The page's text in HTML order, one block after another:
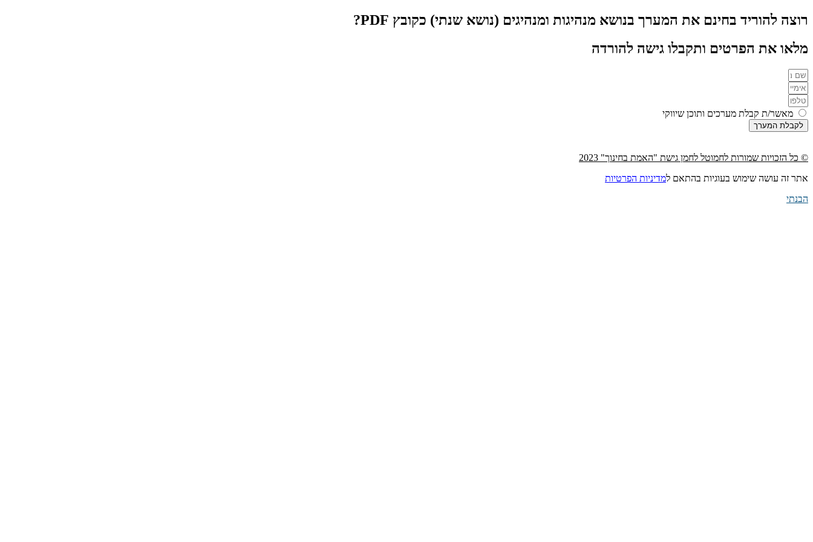
רוצה להוריד בחינם את המערך בנושא מנהיגות ומנהיגים (נושא שנתי) כקובץ PDF?
מלאו את הפרטים ותקבלו גישה להורדה
מאשר/ת קבלת מערכים ותוכן שיווקי
לקבלת המערך
© כל הזכויות שמורות לחמוטל לחמן גישת "האמת בחינוך" 2023
אתר זה עושה שימוש בעוגיות בהתאם למדיניות הפרטיות
הבנתי